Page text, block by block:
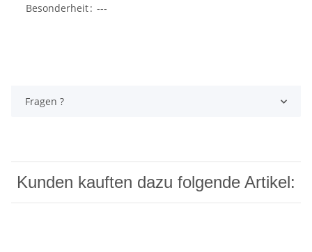
Besonderheit: ---
Fragen ?
Kunden kauften dazu folgende Artikel: